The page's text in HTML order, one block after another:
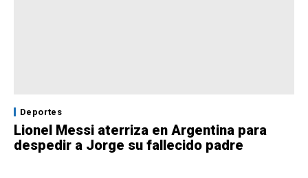
Deportes
Lionel Messi aterriza en Argentina para
despedir a Jorge su fallecido padre